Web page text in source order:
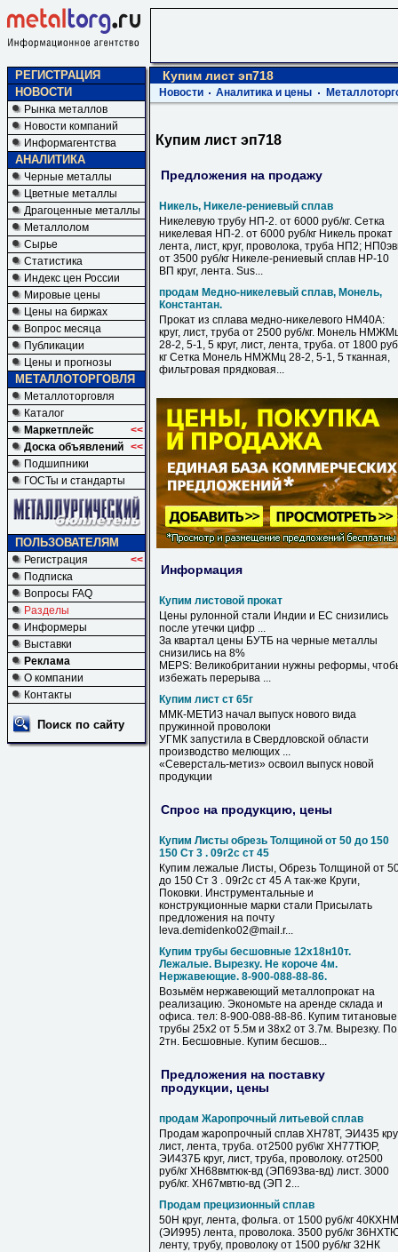
РЕГИСТРАЦИЯ
НОВОСТИ
Рынка металлов
Новости компаний
Информагентства
АНАЛИТИКА
Черные металлы
Цветные металлы
Драгоценные металлы
Металлолом
Сырье
Статистика
Индекс цен России
Мировые цены
Цены на биржах
Вопрос месяца
Публикации
Цены и прогнозы
МЕТАЛЛОТОРГОВЛЯ
Металлоторговля
Каталог
Маркетплейс
<<
Доска объявлений <<
Подшипники
ГОСТы и стандарты
ПОЛЬЗОВАТЕЛЯМ
Регистрация
<<
Подписка
Вопросы FAQ
Разделы
Информеры
Выставки
Реклама
О компании
Контакты
Поиск по сайту
Купим лист эп718
Новости Аналитика и цены
Купим лист эп718
Предложения на продажу
Никель, Никеле-рениевый сплав
Никелевую трубу НП-2. от 6000 руб/кг. Сетка
никелевая НП-2. от 6000 руб/кг Никель прокат
лента, лист, круг, проволока, труба НП2;
от 3500 руб/кг Никеле-рениевый сплав НР-10
ВП круг, лента. Sus...
продам Медно-никелевый сплав, Монель,
Константан.
Прокат из сплава медно-никелевого НМ40А:
круг, лист, труба от 2500 руб/кг. Монель
28-2, 5-1, 5 круг, лист, лента, труба. от 1800
кг Сетка Монель НМЖМц 28-2, 5-1, 5 тканная,
фильтровая прядковая...
Информация
Купим листовой прокат
Цены рулонной стали Индии и ЕС снизились
после утечки цифр ...
За квартал цены БУТБ на черные металлы
снизились на 8%
MEPS: Великобритании нужны реформы,
избежать перерыва ...
Купим лист ст 65г
ММК-МЕТИЗ начал выпуск нового вида
пружинной проволоки
УГМК запустила в Свердловской области
производство мелющих ...
«Северсталь-метиз» освоил выпуск новой
продукции
Спрос на продукцию, цены
Купим Листы обрезь Толщиной от 50 до 150
150 Ст 3 . 09г2с ст 45
Купим лежалые Листы, Обрезь Толщиной от
до 150 Ст 3 . 09г2с ст 45 А так-же Круги,
Поковки. Инструментальные и
конструкционные марки стали Присылать
предложения на почту
leva.demidenko02@mail.r...
Купим трубы бесшовные 12х18н10т.
Лежалые. Вырезку. Не короче 4м.
Нержавеющие. 8-900-088-88-86.
Возьмём нержавеющий металлопрокат на
реализацию. Экономьте на аренде склада и
офиса. тел: 8-900-088-88-86. Купим титановые
трубы 25х2 от 5.5м и 38х2 от 3.7м. Вырезку. По
2тн. Бесшовные. Купим бесшов...
Предложения на поставку
продукции, цены
продам Жаропрочный литьевой сплав
Продам жаропрочный сплав ХН78Т, ЭИ435
лист, лента, труба. от2500 руб\кг ХН77ТЮР,
ЭИ437Б круг, лист, труба, проволоку. от2500
руб/кг ХН68вмтюк-вд (ЭП693ва-вд) лист. 3000
руб/кг. ХН67мвтю-вд (ЭП 2...
Продам прецизионный сплав
50Н круг, лента, фольга. от 1500 руб/кг 40КХНМ
(ЭИ995) лента, проволока. 3500 руб/кг
ленту, трубу, проволоку от 1500 руб/кг 32НК